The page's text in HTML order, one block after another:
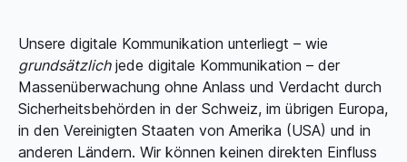
Unsere digitale Kommunikation unterliegt – wie
grundsätzlichjede digitale Kommunikation – der
Massenüberwachung ohne Anlass und Verdacht durch
Sicherheitsbehörden in der Schweiz, im übrigen Europa,
in den Vereinigten Staaten von Amerika (USA) und in
anderen Ländern. Wir können keinen direkten Einfluss